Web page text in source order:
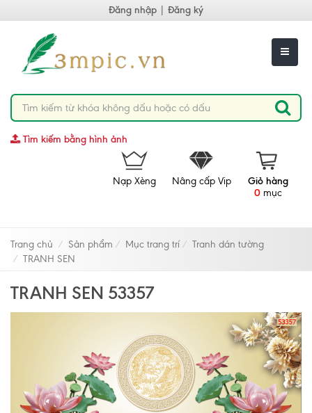
Đăng nhập Đăng ký
Tìm kiếm bằng hình ảnh
Giỏ hàng
0 mục
Nâng cấp Vip
Nạp Xèng
Trang chủ Sản phẩm Mục trang trí
Tranh dán tường
TRANH SEN
TRANH SEN 53357